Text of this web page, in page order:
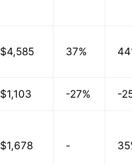
$4,585 37%
$1,103 -27% -
$1,678 -